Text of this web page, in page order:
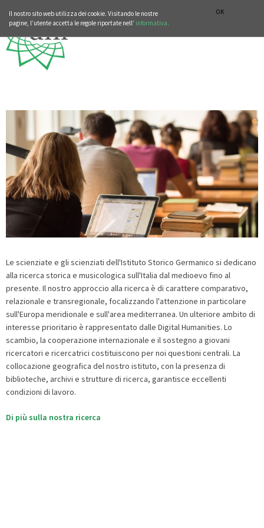
OK
Il nostro sito web utilizza dei cookie. Visitando le nostre
pagine, l’utente accetta le regole riportate nell’ informativa.
Le scienziate e gli scienziati dell'Istituto Storico Germanico si dedicano
alla ricerca storica e musicologica sull'Italia dal medioevo fino al
presente. Il nostro approccio alla ricerca è di carattere comparativo,
relazionale e transregionale, focalizzando l'attenzione in particolare
sull'Europa meridionale e sull'area mediterranea. Un ulteriore ambito di
interesse prioritario è rappresentato dalle Digital Humanities. Lo
scambio, la cooperazione internazionale e il sostegno a giovani
ricercatori e ricercatrici costituiscono per noi questioni centrali. La
collocazione geografica del nostro istituto, con la presenza di
biblioteche, archivi e strutture di ricerca, garantisce eccellenti
condizioni di lavoro.
Di più sulla nostra ricerca